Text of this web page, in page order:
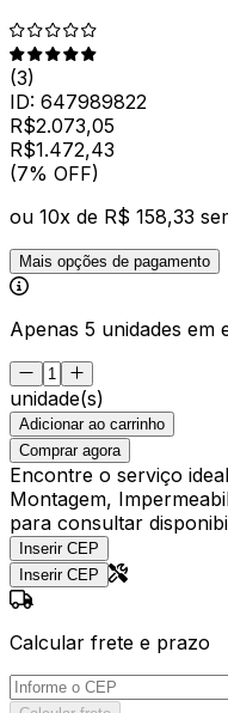
(3)
ID: 647989822
R$2.073,05
R$1.472,43
(7% OFF)
ou 10x de R$ 158,33
Mais opções de pagamento
Apenas 5 unidades em
unidade(s)
Adicionar ao carrinho
Comprar agora
Encontre o serviço ideal
Montagem,
para consultar
Inserir CEP
Inserir CEP
Calcular frete e prazo